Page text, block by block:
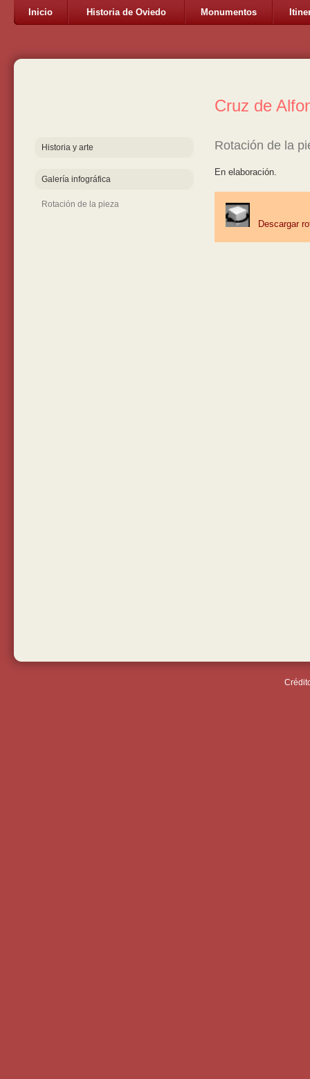
Inicio Historia de Oviedo Monumentos
Historia y arte
Galería infográfica
Rotación de la pieza
Cruz de
Rotación de la
En elaboración.
Descargar